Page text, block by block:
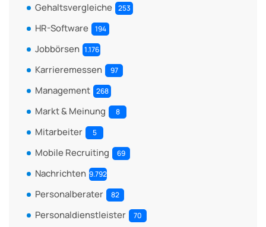
Gehaltsvergleiche 253
HR-Software 194
Jobbörsen 1.176
Karrieremessen 97
Management 268
Markt & Meinung 8
Mitarbeiter 5
Mobile Recruiting 69
Nachrichten 9.792
Personalberater 82
Personaldienstleister 70